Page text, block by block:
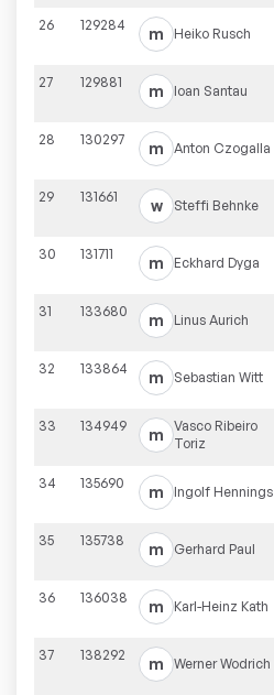
26 129284 m Heiko Rusch
27 129881 m Ioan Santau
28 130297 m Anton Czogalla
29 131661 w Steffi Behnke
30 131711 m Eckhard Dyga
31 133680 m Linus Aurich
32 133864 m Sebastian Witt
33 134949 m Vasco Ribeiro
Toriz
34 135690 m Ingolf Hennings
35 135738 m Gerhard Paul
36 136038 m Karl-Heinz Kath
37 138292 m Werner Wodrich